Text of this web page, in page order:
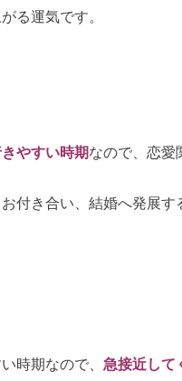
る運気です。
やすい時期なので、恋愛
付き合い、結婚へ発展す
時期なので、急接近して